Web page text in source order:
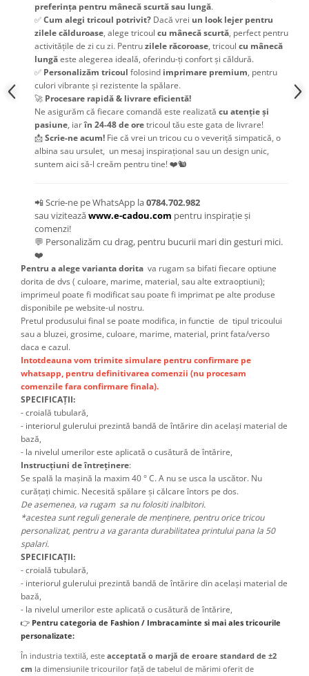
preferința pentru mânecă scurtă sau lungă.
✅Cum alegi tricoul potrivit? Dacă vrei un look lejer pentru
zilele călduroase, alege tricoul cu mânecă scurtă, perfect pentru
activitățile de zi cu zi. Pentruzilele răcoroase, tricoul cu mânecă
lungăeste alegerea ideală, oferindu-ți confort și căldură.
✅ Personalizăm tricoul folosind imprimare premium, pentru
culori vibrante și rezistente la spălare.
🚀 Procesare rapidă & livrare eficientă!
Ne asigurăm că fiecare comandă este realizată cu atenție și
pasiune, iarîn 24-48 de oretricoul tău este gata de livrare!
📩Scrie-ne acum! Fie că vrei un tricou cu o veveriță simpatică, o
albina sau ursulet, un mesaj inspirațional sau un design unic,
suntem aici să-l creăm pentru tine! ❤️🐿️
📲 Scrie-ne pe WhatsApp la0784.702.982
sau viziteazăwww.e-cadou.com pentru inspirație și
comenzi!
💬 Personalizăm cu drag, pentru bucurii mari din gesturi mici.
❤️
Pentru a alege varianta dorita va rugam sa bifati fiecare optiune
dorita de dvs ( culoare, marime, material, sau alte extraoptiuni);
imprimeul poate fi modificat sau poate fi imprimat pe alte produse
disponibile pe website-ul nostru.
Pretul produsului final se poate modifica, in functie de tipul tricoului
sau a bluzei, grosime, culoare, marime, material, print fata/verso
daca e cazul.
Intotdeauna vom trimite simulare pentru confirmare pe
whatsapp, pentru definitivarea comenzii (nu procesam
comenzile fara confirmare finala).
SPECIFICAȚII:
- croială tubulară,
- interiorul gulerului prezintă bandă de întărire din același material de
bază,
- la nivelul umerilor este aplicată o cusătură de întărire,
Instrucțiuni de întreținere:
Se spală la mașină la maxim 40 ° C. A nu se usca la uscător. Nu
curățați chimic. Necesită spălare și călcare întors pe dos.
De asemenea, va rugam sa nu folositi inalbitori.
*acestea sunt reguli generale de menținere, pentru orice tricou
personalizat, pentru a va garanta durabilitatea printului pana la 50
spalari.
SPECIFICAȚII:
- croială tubulară,
- interiorul gulerului prezintă bandă de întărire din același material de
bază,
- la nivelul umerilor este aplicată o cusătură de întărire,
👉 Pentru categoria de Fashion / Imbracaminte si mai ales tricourile
personalizate:
În industria textilă, este acceptată o marjă de eroare standard de ±2
cm la dimensiunile tricourilor față de tabelul de mărimi oferit de